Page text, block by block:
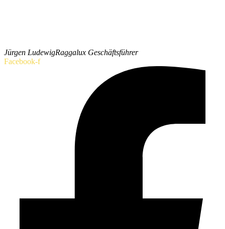
Jürgen LudewigRaggalux Geschäftsführer
Facebook-f